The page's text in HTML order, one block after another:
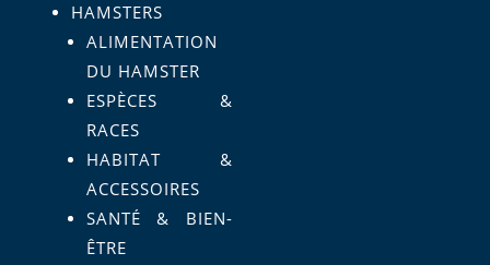
HAMSTERS
ALIMENTATION
DU HAMSTER
ESPÈCES &
RACES
HABITAT &
ACCESSOIRES
SANTÉ & BIEN-
ÊTRE